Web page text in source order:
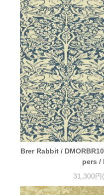
Brer Rabbit /
pers /
31,300円